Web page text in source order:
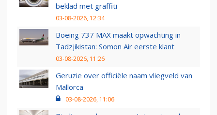
beklad met graffiti
03-08-2026, 12:34
Boeing 737 MAX maakt opwachting in
Tadzjikistan: Somon Air eerste klant
03-08-2026, 11:26
Geruzie over officiële naam vliegveld van
Mallorca
03-08-2026, 11:06